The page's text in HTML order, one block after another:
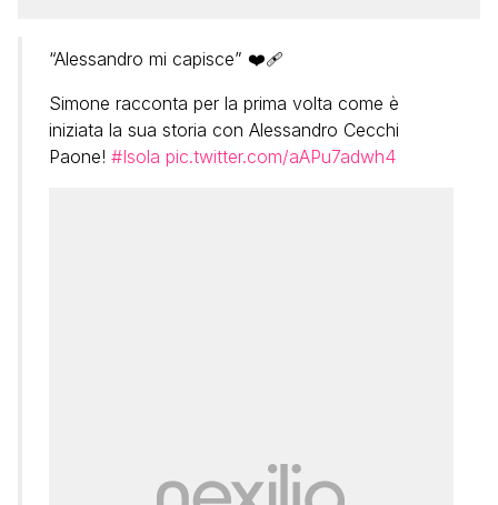
“Alessandro mi capisce” ❤️‍🩹
Simone racconta per la prima volta come è
iniziata la sua storia con Alessandro Cecchi
Paone! #Isola pic.twitter.com/aAPu7adwh4